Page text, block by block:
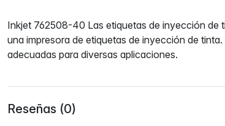
Inkjet 762508-40 Las etiquetas de inyección de
una impresora de etiquetas de inyección de
adecuadas para diversas aplicaciones.
Reseñas (0)